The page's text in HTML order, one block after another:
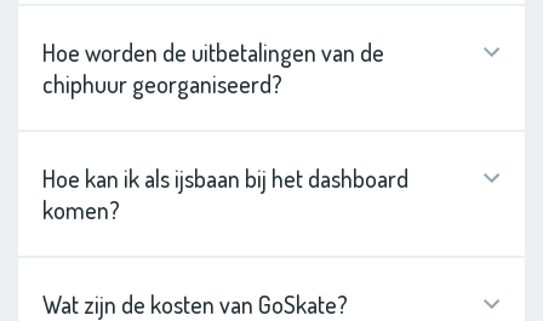
Hoe worden de uitbetalingen van de
chiphuur georganiseerd?
Hoe kan ik als ijsbaan bij het dashboard
komen?
Wat zijn de kosten van GoSkate?